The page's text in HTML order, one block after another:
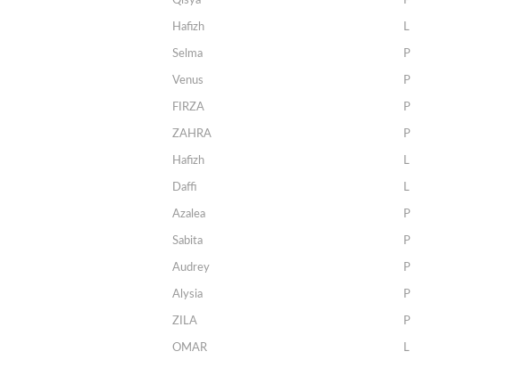
Hafizh L
Selma P
Venus P
FIRZA P
ZAHRA P
Hafizh L
Daffi L
Azalea P
Sabita P
Audrey P
Alysia P
ZILA P
OMAR L